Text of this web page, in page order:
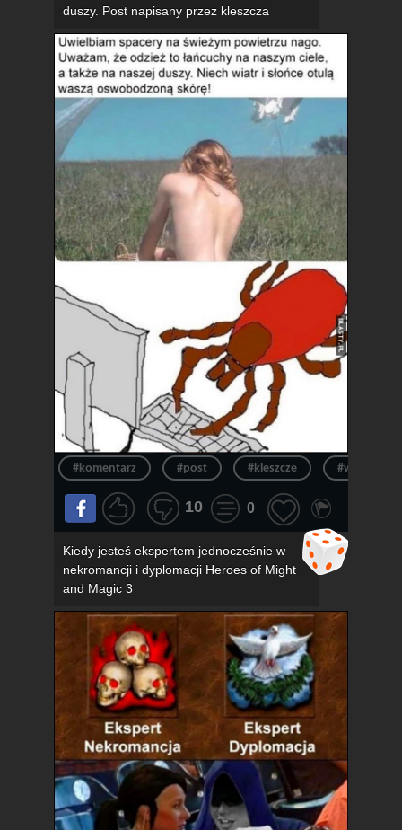
duszy. Post napisany przez kleszcza
#komentarz #post #kleszcze #wpis
10 0
Kiedy jesteś ekspertem jednocześnie w
nekromancji i dyplomacji Heroes of Might
and Magic 3